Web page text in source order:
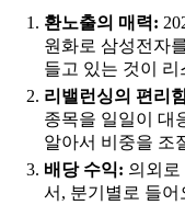
환노출의 매력:
원화로 삼성전자
들고 있는 것이
리밸런싱의 편리
종목을 일일이 대
알아서 비중을 조
배당 수익: 의외로
서, 분기별로 들어